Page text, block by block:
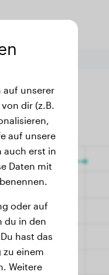
auf unserer
dir (z.B.
auf unsere
auch erst in
Daten mit
oder auf
du in den
hast das
einem
Weitere